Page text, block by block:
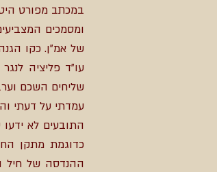
במכתב מפורט
ומסמכים
של אמ"ן. כקו
עו"ד פליציה
שליחים השכם
עמדתי על דעתי
התובעים לא
כדוגמת מתקן
ההנדסה של חיל